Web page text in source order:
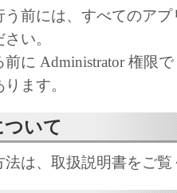
フトウエア」のインスト
ことになります。
に同意できない場合には
ちに「本ソフトウエア
う前には、すべてのア
い。
に Administrator 権限
ます。
いて
法は、取扱説明書をご覧